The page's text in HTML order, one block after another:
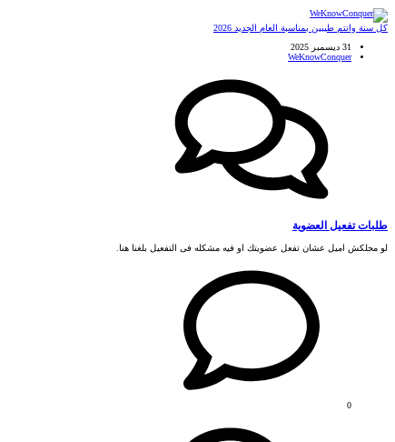
كل سنة وانتم طيبين بمناسبة العام الجديد 2026
31 ديسمبر 2025
WeKnowConquer
طلبات تفعيل العضوية
لو مجلكش اميل عشان تفعل عضويتك او فيه مشكله فى التفعيل بلغنا هنا.
0